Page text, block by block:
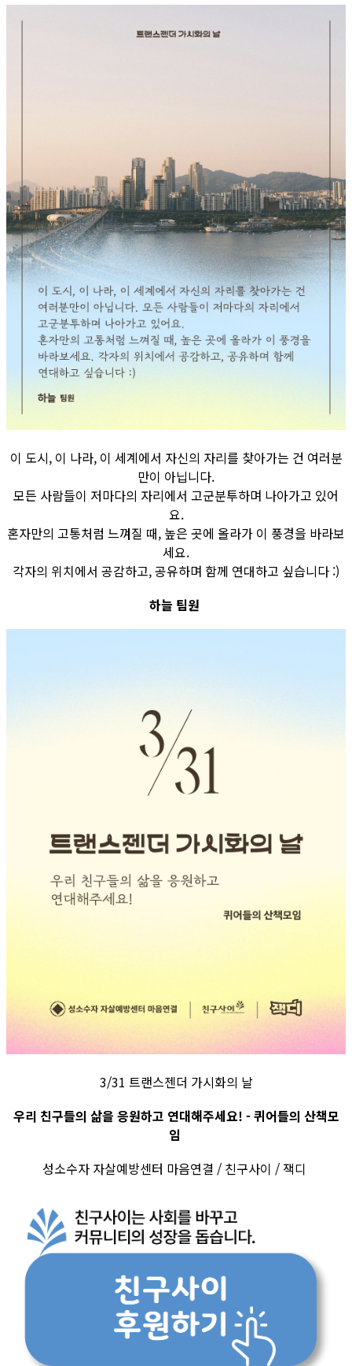
이 도시, 이 나라, 이 세계에서 자신의 자리를 찾아가는 건 여러분
만이 아닙니다.
모든 사람들이 저마다의 자리에서 고군분투하며 나아가고 있어
요.
혼자만의 고통처럼 느껴질 때, 높은 곳에 올라가 이 풍경을 바라보
세요.
각자의 위치에서 공감하고, 공유하며 함께 연대하고 싶습니다 :)
하늘 팀원
3/31 트랜스젠더 가시화의 날
우리 친구들의 삶을 응원하고 연대해주세요! - 퀴어들의 산책모
임
성소수자 자살예방센터 마음연결 / 친구사이 / 잭디